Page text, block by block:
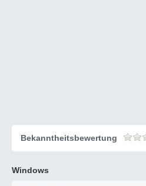
Bekanntheitsbewertung
Windows